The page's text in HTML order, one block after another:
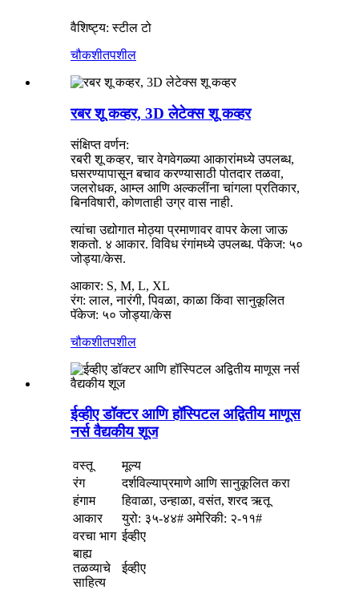
वैशिष्ट्य: स्टील टो
चौकशीतपशील
रबर शू कव्हर, 3D लेटेक्स शू कव्हर
संक्षिप्त वर्णन:
रबरी शू कव्हर, चार वेगवेगळ्या आकारांमध्ये उपलब्ध,
घसरण्यापासून बचाव करण्यासाठी पोतदार तळवा,
जलरोधक, आम्ल आणि अल्कलींना चांगला प्रतिकार,
बिनविषारी, कोणताही उग्र वास नाही.
त्यांचा उद्योगात मोठ्या प्रमाणावर वापर केला जाऊ
शकतो. ४ आकार. विविध रंगांमध्ये उपलब्ध. पॅकेज: ५०
जोड्या/केस.
आकार: S, M, L, XL
रंग: लाल, नारंगी, पिवळा, काळा किंवा सानुकूलित
पॅकेज: ५० जोड्या/केस
चौकशीतपशील
ईव्हीए डॉक्टर आणि हॉस्पिटल अद्वितीय माणूस
नर्स वैद्यकीय शूज
वस्तू
मूल्य
रंग
दर्शविल्याप्रमाणे आणि सानुकूलित करा
हंगाम
हिवाळा, उन्हाळा, वसंत, शरद ऋतू
आकार
युरो: ३५-४४# अमेरिकी: २-११#
वरचा भाग ईव्हीए
बाह्य
तळव्याचे
साहित्य
ईव्हीए